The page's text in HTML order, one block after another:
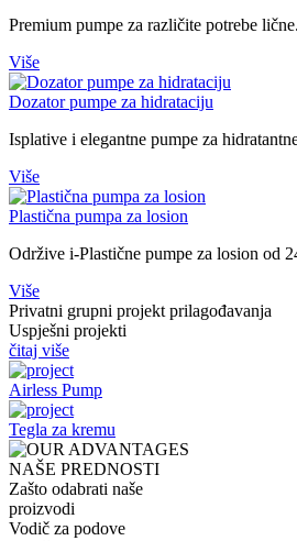
Premium pumpe za različite potrebe
Više
Dozator pumpe za hidrataciju
Isplative i elegantne pumpe za
Više
Plastična pumpa za losion
Održive i-Plastične pumpe za losion od
Više
Privatni grupni projekt prilagođavanja
Uspješni projekti
čitaj više
Airless Pump
Tegla za kremu
NAŠE PREDNOSTI
Zašto odabrati naše
proizvodi
Vodič za podove